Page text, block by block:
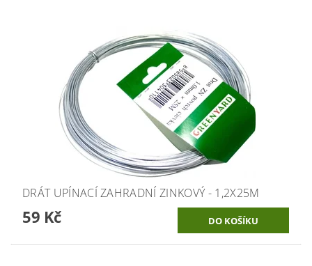
DRÁT UPÍNACÍ ZAHRADNÍ ZINKOVÝ - 1,2X25M
59 Kč